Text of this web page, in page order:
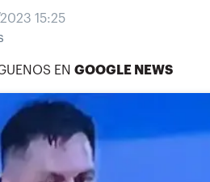
15:25
EN GOOGLE NEWS